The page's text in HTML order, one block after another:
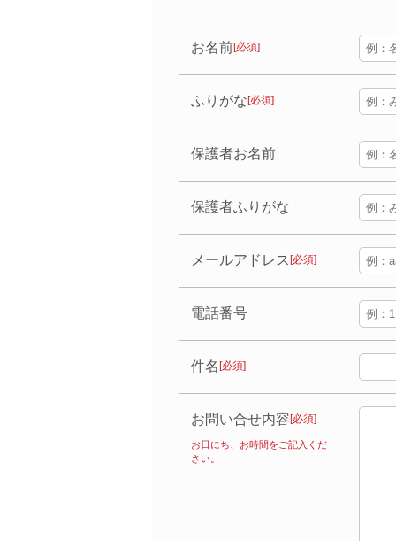
お名前[必須]
ふりがな[必須]
保護者お名前
保護者ふりがな
メールアドレス [必須]
電話番号
件名[必須]
お問い合せ内容[必須]
お日にち、お時間をご記入くだ
さい。